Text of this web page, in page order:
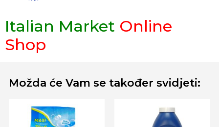
Italian Market Online
Shop
Možda će Vam se također svidjeti: